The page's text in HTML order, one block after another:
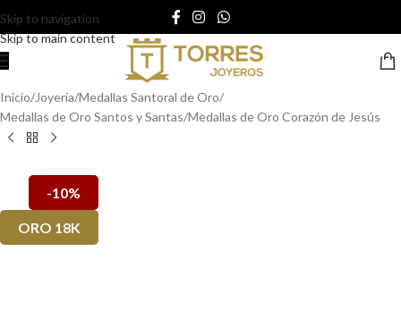
Skip to navigation
Skip to main content
Inicio/Joyería/Medallas Santoral de Oro/
Medallas de Oro Santos y Santas/Medallas de Oro Corazón de Jesús
-10%
ORO 18K